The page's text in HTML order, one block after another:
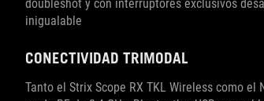
doubleshot y con interruptores exclusivos
inigualable
CONECTIVIDAD TRIMODAL
Tanto el Strix Scope RX TKL Wireless como